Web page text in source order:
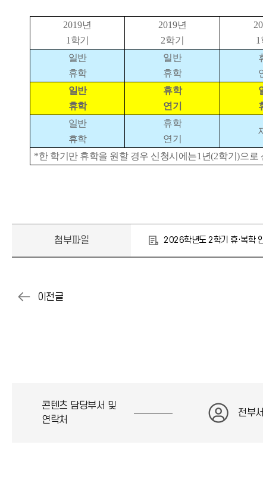
2019년
1 학기
2019년
2학기
1
일반
휴학
일반
휴학
일반
휴학
휴학
연기
일반
휴학
휴학
연기
*한 학기만 휴학을 원할 경우 신청시에는1 년(2학기 )으로
첨부파일 2026학년도 2학기 휴·복학
콘텐츠 담당부서 및
연락처
전부서